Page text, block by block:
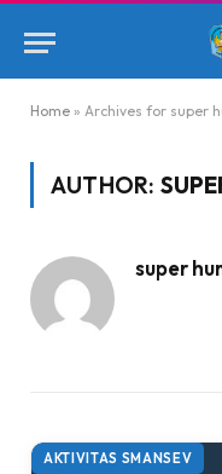
Home » Archives for super
AUTHOR:
super
AKTIVITAS SMANSEV